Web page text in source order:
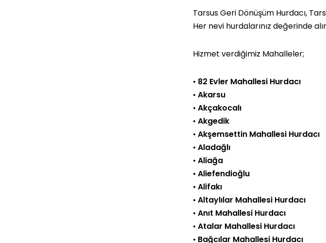
Tarsus Geri Dönüşüm Hurdacı,
Her nevi hurdalarınız değerinde
Hizmet verdiğimiz Mahalleler;
• 82 Evler Mahallesi Hurdacı
• Akarsu
• Akçakocalı
• Akgedik
• Akşemsettin Mahallesi Hurdacı
• Aladağlı
• Aliağa
• Aliefendioğlu
• Alifakı
• Altaylılar Mahallesi Hurdacı
• Anıt Mahallesi Hurdacı
• Atalar Mahallesi Hurdacı
• Bağcılar Mahallesi Hurdacı